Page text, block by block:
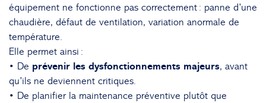
équipement ne fonctionne pas correctement : panne d’une
chaudière, défaut de ventilation, variation anormale de
température.
Elle permet ainsi :
• De prévenir les dysfonctionnements majeurs, avant
qu’ils ne deviennent critiques.
• De planifier la maintenance préventive plutôt que